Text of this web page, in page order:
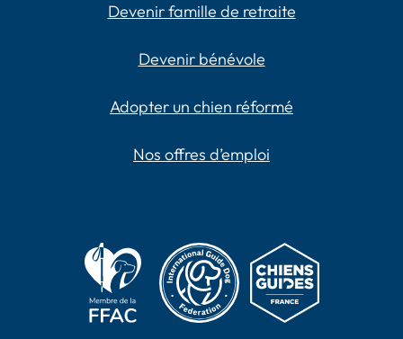
Devenir famille de retraite
Devenir bénévole
Adopter un chien réformé
Nos offres d’emploi